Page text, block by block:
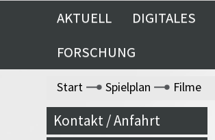
AKTUELL DIGITALES
FORSCHUNG
Start Spielplan Filme
Kontakt / Anfahrt